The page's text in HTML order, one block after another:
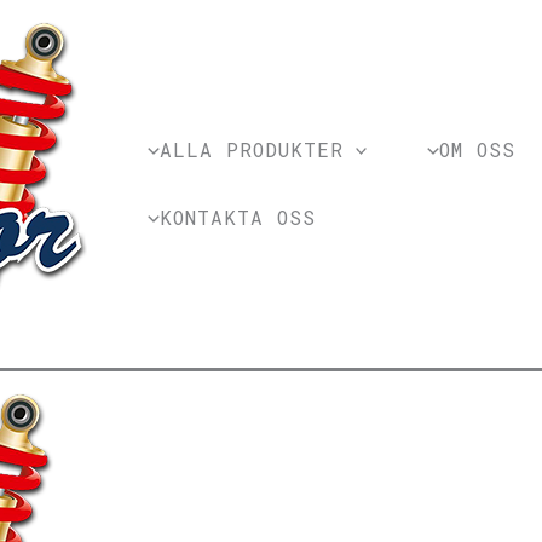
ALLA PRODUKTER OM OSS
KONTAKTA OSS